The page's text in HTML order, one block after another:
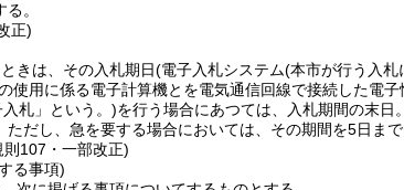
。
正)
きは、その入札期日(電子入札システム(本市が行う入札
使用に係る電子計算機とを電気通信回線で接続した電
札」という。)を行う場合にあつては、入札期間の末日
ただし、急を要する場合においては、その期間を5日ま
107・一部改正)
る事項)